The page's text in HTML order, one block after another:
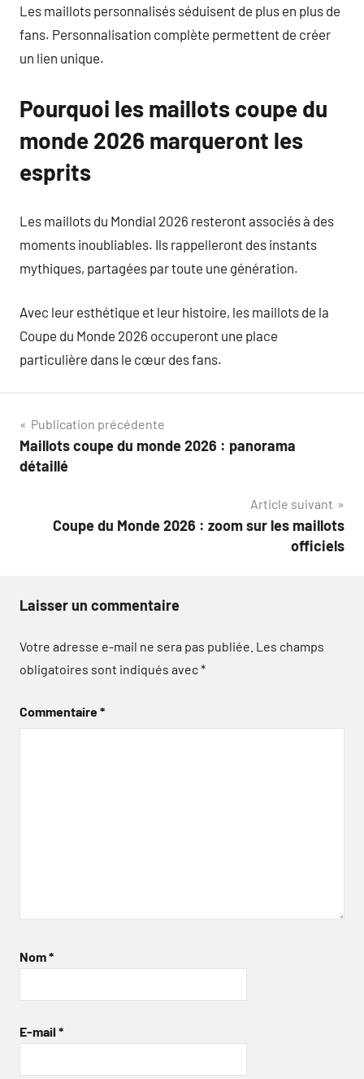
Les maillots personnalisés séduisent de plus en plus de
fans. Personnalisation complète permettent de créer
un lien unique.
Pourquoi les maillots coupe du
monde 2026 marqueront les
esprits
Les maillots du Mondial 2026 resteront associés à des
moments inoubliables. Ils rappelleront des instants
mythiques, partagées par toute une génération.
Avec leur esthétique et leur histoire, les maillots de la
Coupe du Monde 2026 occuperont une place
particulière dans le cœur des fans.
Navigation
de
Publication précédente
Maillots coupe du monde 2026 : panorama
détaillé
Article suivant
Coupe du Monde 2026 : zoom sur les maillots
officiels
Laisser un commentaire
Votre adresse e-mail ne sera pas publiée. Les champs
obligatoires sont indiqués avec*
Commentaire*
Nom*
E-mail *